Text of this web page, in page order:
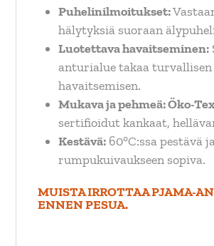
Puhelinilmoitukset:
hälytyksiä suoraan
Luotettava havaitseminen:
anturialue takaa turvallisen
havaitsemisen.
Mukava ja pehmeä: Öko-
sertifioidut kankaat,
Kestävä: 60°C:ssa pestävä
rumpukuivaukseen sopiva.
MUISTA IRROTTAA PJAMA-
ENNEN PESUA.